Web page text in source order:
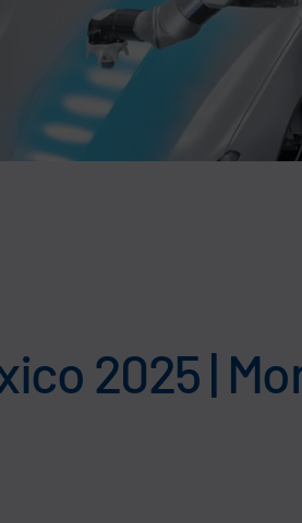
2025 |